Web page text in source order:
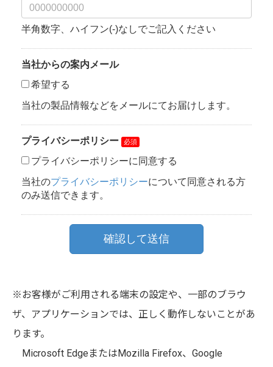
※お客様がご利用される端末の設定や、一部のブラウ
ザ、アプリケーションでは、正しく動作しないことがあ
ります。
Microsoft EdgeまたはMozilla Firefox、Google